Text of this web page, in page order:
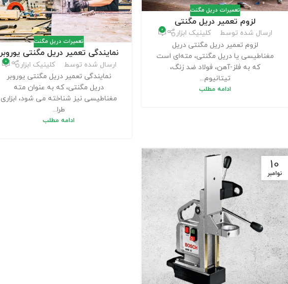
تعمیرات دریل مگنت
لزوم تعمیر دریل مگنتی
ارسال شده توسط کلینیک ابزار 0
لزوم تعمیر دریل مگنتی دریل
مغناطیسی یا دریل مگنتی، مته‌ای است
که به فلز-آهن، فولاد ضد زنگ،
تیتانیوم...
ادامه مطلب
تعمیرات دریل مگنت
نمایندگی تعمیر دریل مگنتی یوروبر
ارسال شده توسط کلینیک ابزار 0
نمایندگی تعمیر دریل مگنتی یوروبر
دریل مگنتی، که به عنوان مته
مغناطیسی نیز شناخته می شود، ابزاری
طرا...
ادامه مطلب
10
نوامبر